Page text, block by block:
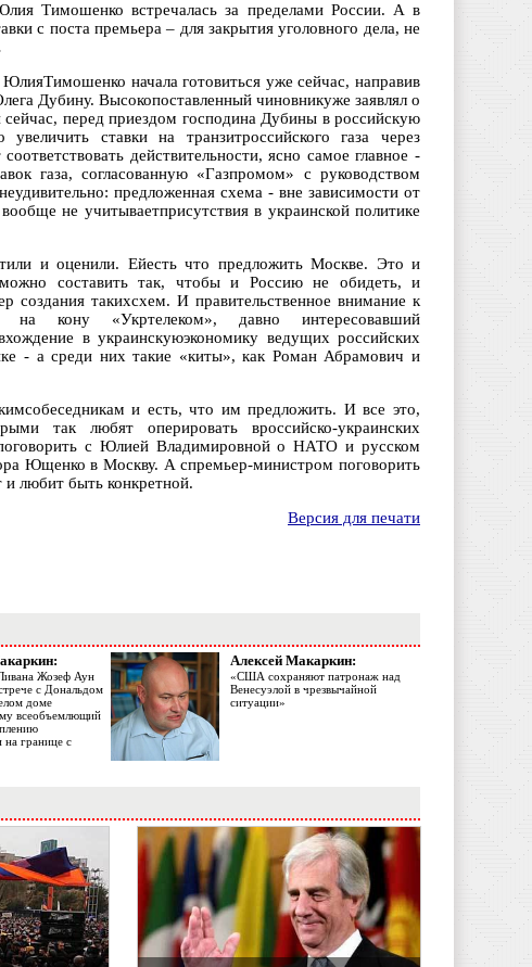
Тимошенко встречалась за пределами России. А в
с поста премьера – для закрытия уголовного дела, не
начала готовиться уже сейчас, направив
Дубину. Высокопоставленный чиновникуже заявлял о
перед приездом господина Дубины в российскую
ставки на транзитроссийского газа через
действительности, ясно самое главное -
газа, согласованную «Газпромом» с руководством
предложенная схема - вне зависимости от
не учитываетприсутствия в украинской политике
и оценили. Ейесть что предложить Москве. Это и
можно составить так, чтобы и Россию не обидеть, и
такихсхем. И правительственное внимание к
кону «Укртелеком», давно интересовавший
в украинскуюэкономику ведущих российских
- а среди них такие «киты», как Роман Абрамович и
и есть, что им предложить. И все это,
так любят оперировать вроссийско-украинских
с Юлией Владимировной о НАТО и русском
Ющенко в Москву. А спремьер-министром поговорить
любит быть конкретной.
Версия для печати
Жозеф Аун
с Дональдом
доме
всеобъемлющий
на границе с
Алексей Макаркин:
«США сохраняют патронаж над
Венесуэлой в чрезвычайной
ситуации»